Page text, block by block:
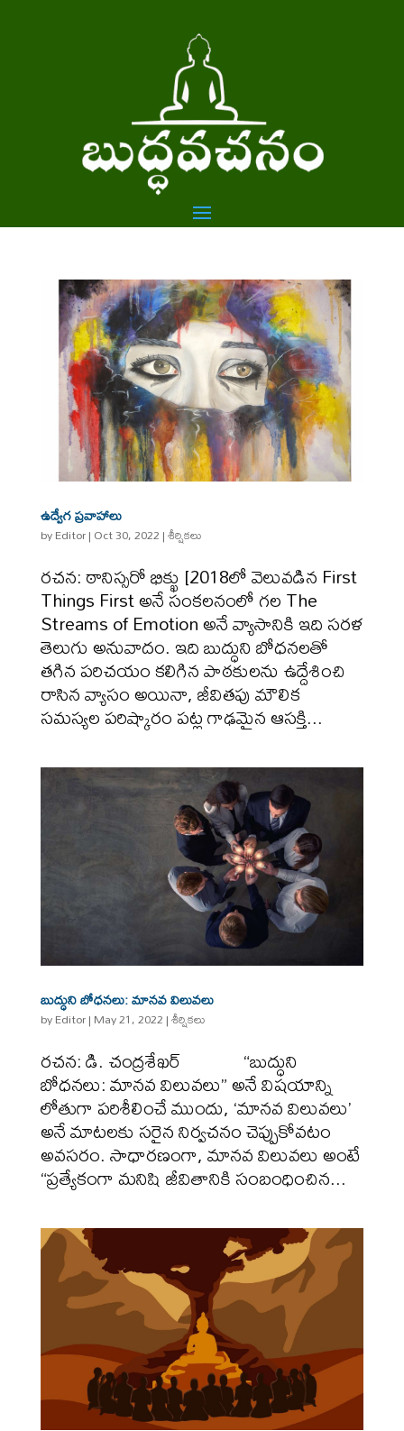
ఉద్వేగ ప్రవాహాలు
byEditor|Oct 30, 2022|శీర్షికలు
రచన: ఠానిస్సరో భిక్ఖు [2018లో వెలువడిన First
Things First అనే సంకలనంలో గల The
Streams of Emotion అనే వ్యాసానికి ఇది సరళ
తెలుగు అనువాదం. ఇది బుద్ధుని బోధనలతో
తగిన పరిచయం కలిగిన పాఠకులను ఉద్దేశించి
రాసిన వ్యాసం అయినా, జీవితపు మౌలిక
సమస్యల పరిష్కారం పట్ల గాఢమైన ఆసక్తి...
బుద్ధుని బోధనలు: మానవ విలువలు
byEditor|May 21, 2022|శీర్షికలు
రచన: డి. చంద్రశేఖర్ “బుద్ధుని
బోధనలు: మానవ విలువలు” అనే విషయాన్ని
లోతుగా పరిశీలించే ముందు, ‘మానవ విలువలు’
అనే మాటలకు సరైన నిర్వచనం చెప్పుకోవటం
అవసరం. సాధారణంగా, మానవ విలువలు అంటే
“ప్రత్యేకంగా మనిషి జీవితానికి సంబంధించిన...